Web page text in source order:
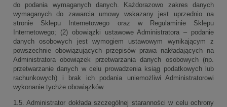
do podania wymaganych danych. Każdorazowo zakres danych
wymaganych do zawarcia umowy wskazany jest uprzednio na
stronie Sklepu Internetowego oraz w Regulaminie Sklepu
Internetowego; (2) obowiązki ustawowe Administratora – podanie
danych osobowych jest wymogiem ustawowym wynikającym z
powszechnie obowiązujących przepisów prawa nakładających na
Administratora obowiązek przetwarzania danych osobowych (np.
przetwarzanie danych w celu prowadzenia ksiąg podatkowych lub
rachunkowych) i brak ich podania uniemożliwi Administratorowi
wykonanie tychże obowiązków.
1.5. Administrator dokłada szczególnej staranności w celu ochrony